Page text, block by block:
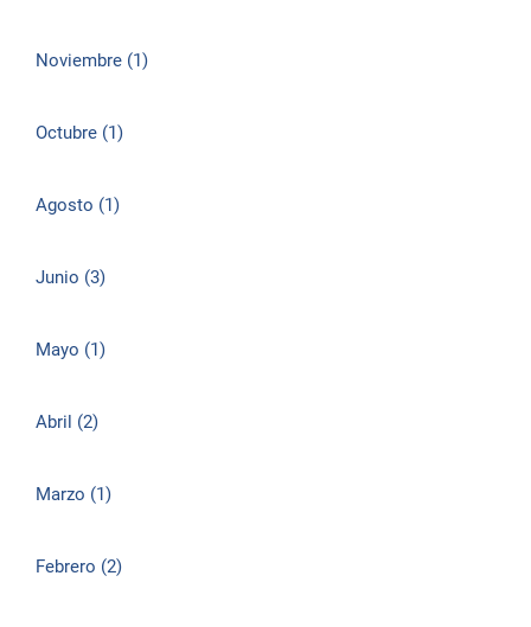
Noviembre (1)
Octubre (1)
Agosto (1)
Junio (3)
Mayo (1)
Abril (2)
Marzo (1)
Febrero (2)